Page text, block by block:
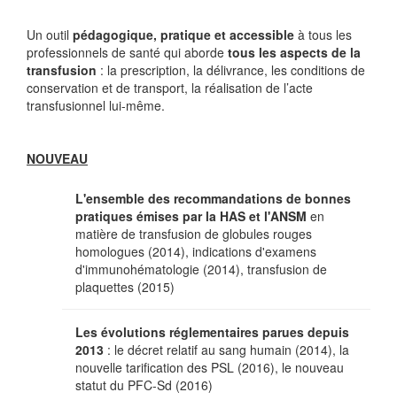
Un outil pédagogique, pratique et accessible à tous les
professionnels de santé qui aborde tous les aspects de la
transfusion : la prescription, la délivrance, les conditions de
conservation et de transport, la réalisation de l’acte
transfusionnel lui-même.
NOUVEAU
L'ensemble des recommandations de bonnes
pratiques émises par la HAS et l'ANSM en
matière de transfusion de globules rouges
homologues (2014), indications d'examens
d'immunohématologie (2014), transfusion de
plaquettes (2015)
Les évolutions réglementaires parues depuis
2013 : le décret relatif au sang humain (2014), la
nouvelle tarification des PSL (2016), le nouveau
statut du PFC-Sd (2016)